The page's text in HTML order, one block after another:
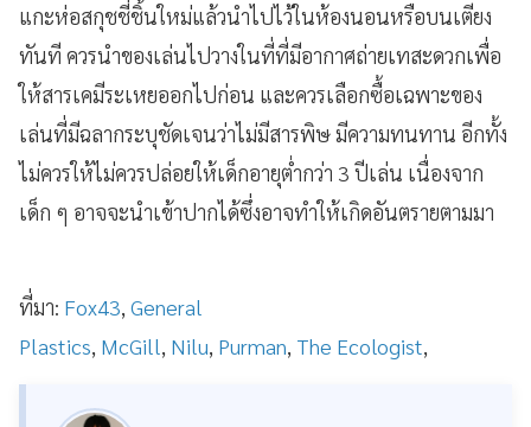
แกะห่อสกุชชี่ชิ้นใหม่แล้วนำไปไว้ในห้องนอนหรือบนเตียง
ทันที ควรนำของเล่นไปวางในที่ที่มีอากาศถ่ายเทสะดวกเพื่อ
ให้สารเคมีระเหยออกไปก่อน และควรเลือกซื้อเฉพาะของ
เล่นที่มีฉลากระบุชัดเจนว่าไม่มีสารพิษ มีความทนทาน อีกทั้ง
ไม่ควรให้ไม่ควรปล่อยให้เด็กอายุต่ำกว่า 3 ปีเล่น เนื่องจาก
เด็ก ๆ อาจจะนำเข้าปากได้ซึ่งอาจทำให้เกิดอันตรายตามมา
ที่มา: Fox43, General
Plastics, McGill, Nilu, Purman, The Ecologist,